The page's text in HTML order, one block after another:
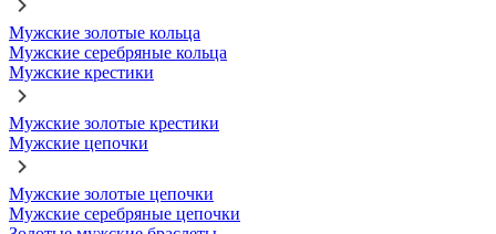
Мужские золотые кольца
Мужские серебряные кольца
Мужские крестики
Мужские золотые крестики
Мужские цепочки
Мужские золотые цепочки
Мужские серебряные цепочки